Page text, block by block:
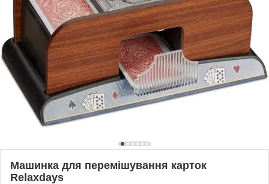
Машинка для перемішування карток
Relaxdays